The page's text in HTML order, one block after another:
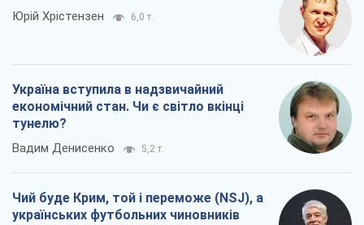
Юрій Хрістензен 6,0 т.
Україна вступила в надзвичайний
економічний стан. Чи є світло вкінці
тунелю?
Вадим Денисенко 5,2 т.
Чий буде Крим, той і переможе (NSJ), а
українських футбольних чиновників